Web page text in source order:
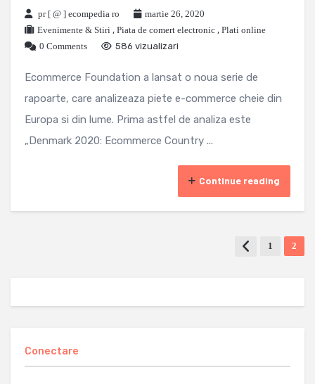
pr [ @ ] ecompedia ro
martie 26, 2020
Evenimente & Stiri , Piata de comert electronic , Plati online
0 Comments
586 vizualizari
Ecommerce Foundation a lansat o noua serie de
rapoarte, care analizeaza piete e-commerce cheie din
Europa si din lume. Prima astfel de analiza este
„Denmark 2020: Ecommerce Country ...
Continue reading
1 2
Conectare